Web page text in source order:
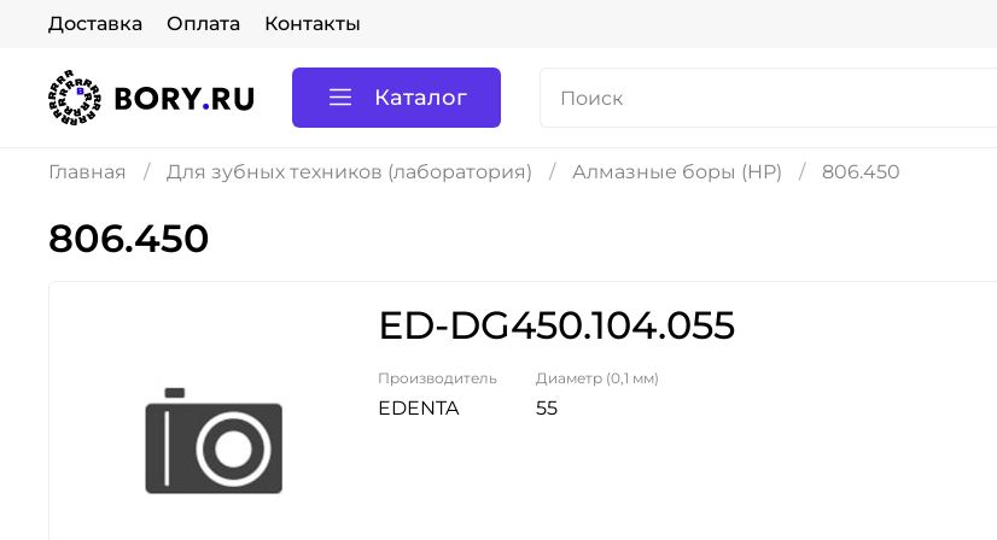
Доставка Оплата Контакты
Каталог
Главная Для зубных техников (лаборатория) Алмазные боры (HP) 806.450
806.450
ED-DG450.104.055
Производитель
EDENTA
Диаметр (0,1 мм)
55